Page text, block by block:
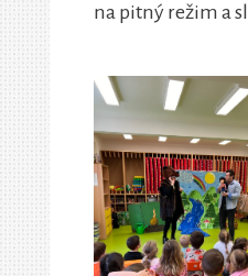
na pitný režim a